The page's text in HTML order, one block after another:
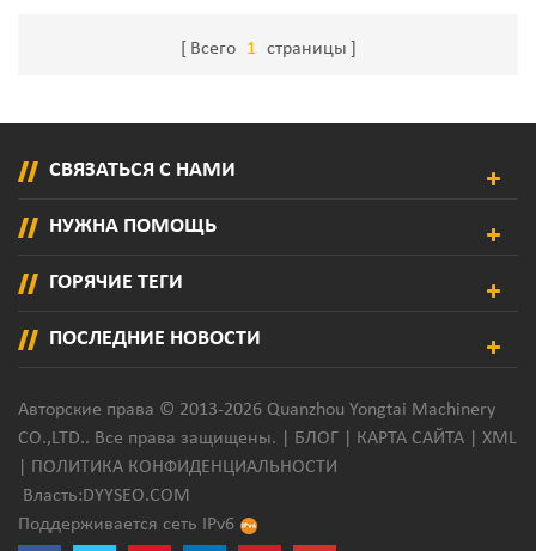
Всего 1 страницы
СВЯЗАТЬСЯ С НАМИ
НУЖНА ПОМОЩЬ
ГОРЯЧИЕ ТЕГИ
ПОСЛЕДНИЕ НОВОСТИ
Авторские права © 2013-2026 Quanzhou Yongtai Machinery
CO.,LTD.. Все права защищены. | БЛОГ КАРТА САЙТА
XML
ПОЛИТИКА КОНФИДЕНЦИАЛЬНОСТИ
Власть:DYYSEO.COM
Поддерживается сеть IPv6